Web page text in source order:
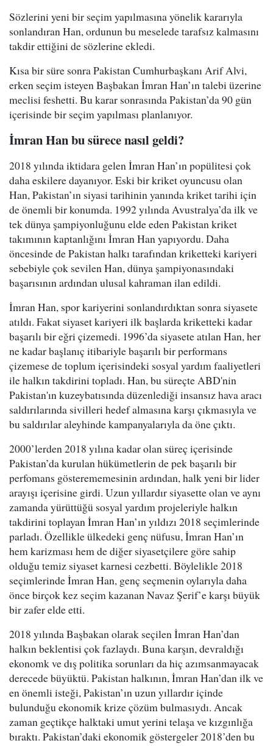
Sözlerini yeni bir seçim yapılmasına yönelik kararıyla
sonlandıran Han, ordunun bu meselede tarafsız kalmasını
takdir ettiğini de sözlerine ekledi.
Kısa bir süre sonra Pakistan Cumhurbaşkanı Arif Alvi,
erken seçim isteyen Başbakan İmran Han’ın talebi üzerine
meclisi feshetti. Bu karar sonrasında Pakistan’da 90 gün
içerisinde bir seçim yapılması planlanıyor.
İmran Han bu sürece nasıl geldi?
2018 yılında iktidara gelen İmran Han’ın popülitesi çok
daha eskilere dayanıyor. Eski bir kriket oyuncusu olan
Han, Pakistan’ın siyasi tarihinin yanında kriket tarihi için
de önemli bir konumda. 1992 yılında Avustralya’da ilk ve
tek dünya şampiyonluğunu elde eden Pakistan kriket
takımının kaptanlığını İmran Han yapıyordu. Daha
öncesinde de Pakistan halkı tarafından kriketteki kariyeri
sebebiyle çok sevilen Han, dünya şampiyonasındaki
başarısının ardından ulusal kahraman ilan edildi.
İmran Han, spor kariyerini sonlandırdıktan sonra siyasete
atıldı. Fakat siyaset kariyeri ilk başlarda kriketteki kadar
başarılı bir eğri çizemedi. 1996’da siyasete atılan Han, her
ne kadar başlanıç itibariyle başarılı bir performans
çizemese de toplum içerisindeki sosyal yardım faaliyetleri
ile halkın takdirini topladı. Han, bu süreçte ABD'nin
Pakistan'ın kuzeybatısında düzenlediği insansız hava aracı
saldırılarında sivilleri hedef almasına karşı çıkmasıyla ve
bu saldırılar aleyhinde kampanyalarıyla da öne çıktı.
2000’lerden 2018 yılına kadar olan süreç içerisinde
Pakistan’da kurulan hükümetlerin de pek başarılı bir
perfomans gösterememesinin ardından, halk yeni bir lider
arayışı içerisine girdi. Uzun yıllardır siyasette olan ve aynı
zamanda yürüttüğü sosyal yardım projeleriyle halkın
takdirini toplayan İmran Han’ın yıldızı 2018 seçimlerinde
parladı. Özellikle ülkedeki genç nüfusu, İmran Han’ın
hem karizması hem de diğer siyasetçilere göre sahip
olduğu temiz siyaset karnesi cezbetti. Böylelikle 2018
seçimlerinde İmran Han, genç seçmenin oylarıyla daha
önce birçok kez seçim kazanan Navaz Şerif’e karşı büyük
bir zafer elde etti.
2018 yılında Başbakan olarak seçilen İmran Han’dan
halkın beklentisi çok fazlaydı. Buna karşın, devraldığı
ekonomk ve dış politika sorunları da hiç azımsanmayacak
derecede büyüktü. Pakistan halkının, İmran Han’dan ilk ve
en önemli isteği, Pakistan’ın uzun yıllardır içinde
bulunduğu ekonomik krize çözüm bulmasıydı. Ancak
zaman geçtikçe halktaki umut yerini telaşa ve kızgınlığa
bıraktı. Pakistan’daki ekonomik göstergeler 2018’den bu